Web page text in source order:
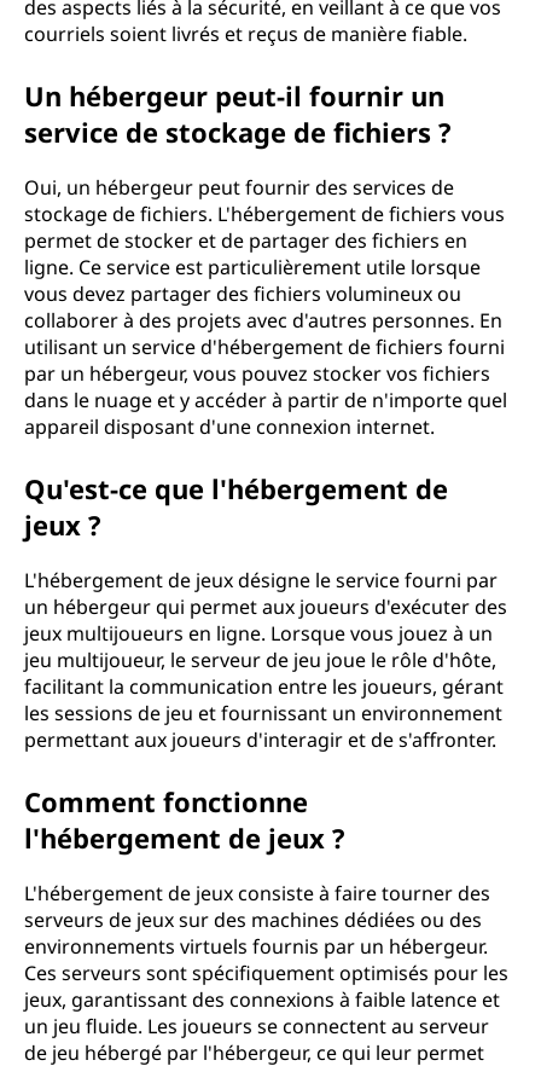
des aspects liés à la sécurité, en veillant à ce que vos
courriels soient livrés et reçus de manière fiable.
Un hébergeur peut-il fournir un
service de stockage de fichiers ?
Oui, un hébergeur peut fournir des services de
stockage de fichiers. L'hébergement de fichiers vous
permet de stocker et de partager des fichiers en
ligne. Ce service est particulièrement utile lorsque
vous devez partager des fichiers volumineux ou
collaborer à des projets avec d'autres personnes. En
utilisant un service d'hébergement de fichiers fourni
par un hébergeur, vous pouvez stocker vos fichiers
dans le nuage et y accéder à partir de n'importe quel
appareil disposant d'une connexion internet.
Qu'est-ce que l'hébergement de
jeux ?
L'hébergement de jeux désigne le service fourni par
un hébergeur qui permet aux joueurs d'exécuter des
jeux multijoueurs en ligne. Lorsque vous jouez à un
jeu multijoueur, le serveur de jeu joue le rôle d'hôte,
facilitant la communication entre les joueurs, gérant
les sessions de jeu et fournissant un environnement
permettant aux joueurs d'interagir et de s'affronter.
Comment fonctionne
l'hébergement de jeux ?
L'hébergement de jeux consiste à faire tourner des
serveurs de jeux sur des machines dédiées ou des
environnements virtuels fournis par un hébergeur.
Ces serveurs sont spécifiquement optimisés pour les
jeux, garantissant des connexions à faible latence et
un jeu fluide. Les joueurs se connectent au serveur
de jeu hébergé par l'hébergeur, ce qui leur permet